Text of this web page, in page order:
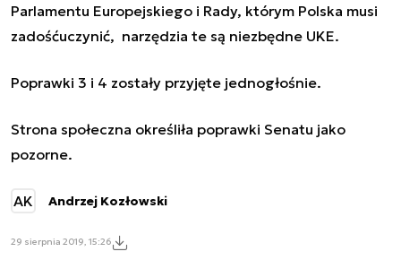
Parlamentu Europejskiego i Rady, którym Polska musi
zadośćuczynić, narzędzia te są niezbędne UKE.
Poprawki 3 i 4 zostały przyjęte jednogłośnie.
Strona społeczna określiła poprawki Senatu jako
pozorne.
AK Andrzej Kozłowski
29 sierpnia 2019, 15:26